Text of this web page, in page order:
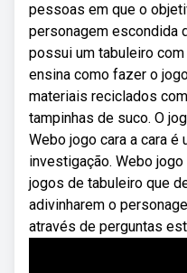
pessoas em que o
personagem escondida
possui um tabuleiro
ensina como fazer o
materiais reciclados
tampinhas de suco. O
Webo jogo cara a cara é
investigação. Webo
jogos de tabuleiro que
adivinharem o
através de perguntas